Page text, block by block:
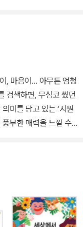
미를 담고 있는 ‘시원
부한 매력을 느낄 수
굴로 시원하다 나직이
민국
주기 위해 <시원한 책>
래 참았던 오줌을 겨우